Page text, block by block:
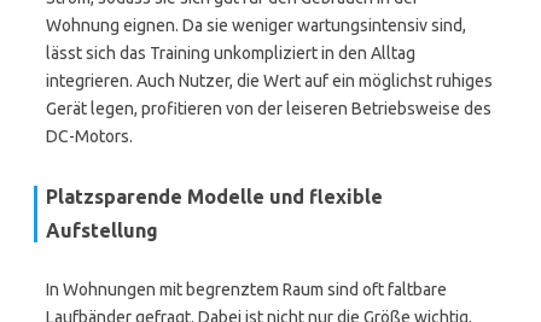
Wohnung eignen. Da sie weniger wartungsintensiv sind,
lässt sich das Training unkompliziert in den Alltag
integrieren. Auch Nutzer, die Wert auf ein möglichst ruhiges
Gerät legen, profitieren von der leiseren Betriebsweise des
DC-Motors.
Platzsparende Modelle und flexible
Aufstellung
In Wohnungen mit begrenztem Raum sind oft faltbare
Laufbänder gefragt. Dabei ist nicht nur die Größe wichtig,